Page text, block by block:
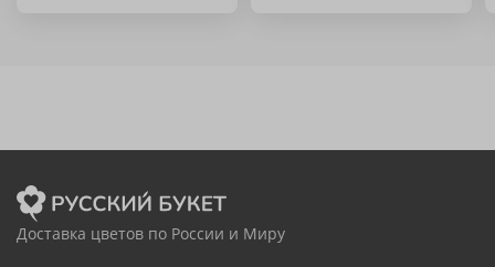
Доставка цветов по России и Миру